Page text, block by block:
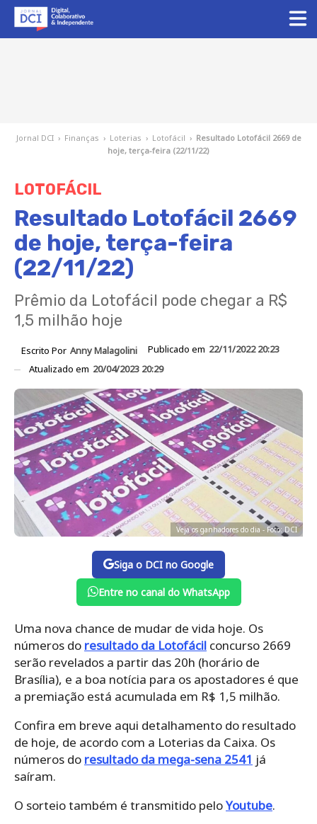
Jornal DCI › Finanças › Loterias › Lotofácil › Resultado Lotofácil 2669 de
hoje, terça-feira (22/11/22)
LOTOFÁCIL
Resultado Lotofácil 2669
de hoje, terça-feira
(22/11/22)
Prêmio da Lotofácil pode chegar a R$
1,5 milhão hoje
Escrito Por Anny Malagolini Publicado em 22/11/2022 20:23
Atualizado em 20/04/2023 20:29
Veja os ganhadores do dia - Foto: DCI
Siga o DCI no Google
Entre no canal do WhatsApp
Uma nova chance de mudar de vida hoje. Os
números do resultado da Lotofácil concurso 2669
serão revelados a partir das 20h (horário de
Brasília), e a boa notícia para os apostadores é que
a premiação está acumulada em R$ 1,5 milhão.
Confira em breve aqui detalhamento do resultado
de hoje, de acordo com a Loterias da Caixa. Os
números do resultado da mega-sena 2541 já
saíram.
O sorteio também é transmitido peloYoutube.